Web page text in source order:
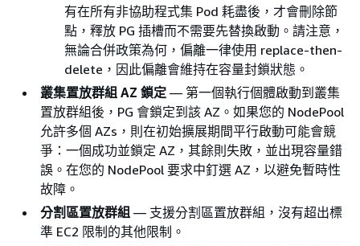
有在所有非協助程式集 Pod 耗盡後，才會刪除節
點，釋放 PG 插槽而不需要先替換啟動。請注意，
無論合併政策為何，偏離一律使用 replace-then-
delete，因此偏離會維持在容量封鎖狀態。
叢集置放群組 AZ 鎖定 — 第一個執行個體啟動到叢集
置放群組後，PG 會鎖定到該 AZ。如果您的 NodePool
允許多個 AZs，則在初始擴展期間平行啟動可能會競
爭：一個成功並鎖定 AZ，其餘則失敗，並出現容量錯
誤。在您的 NodePool 要求中釘選 AZ，以避免暫時性
故障。
分割區置放群組 — 支援分割區置放群組，沒有超出標
準 EC2 限制的其他限制。